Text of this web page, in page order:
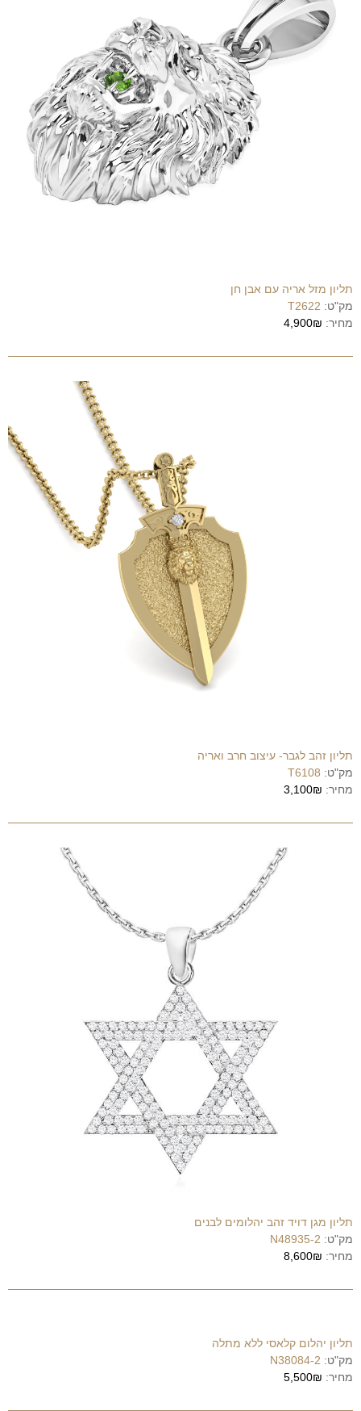
תליון מזל אריה עם אבן חן
מק"ט: T2622
מחיר: 4,900₪
תליון זהב לגבר- עיצוב חרב ואריה
מק"ט: T6108
מחיר: 3,100₪
תליון מגן דויד זהב יהלומים לבנים
מק"ט: N48935-2
מחיר: 8,600₪
תליון יהלום קלאסי ללא מתלה
מק"ט: N38084-2
מחיר: 5,500₪